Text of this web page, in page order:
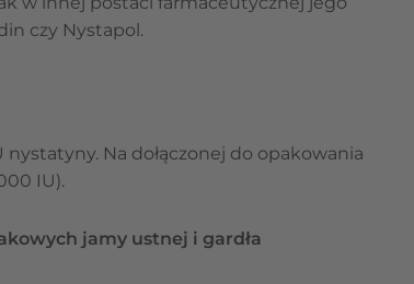
czy Nystapol.
Na dołączonej do opakowania
IU).
jamy ustnej i gardła